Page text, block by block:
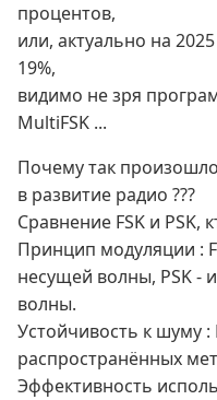
процентов,
или, актуально на
19%,
видимо не зря
MultiFSK ...
Почему так
в развитие радио ???
Сравнение FSK и PSK,
Принцип модуляции :
несущей волны, PSK -
волны.
Устойчивость к шуму :
распространённых
Эффективность